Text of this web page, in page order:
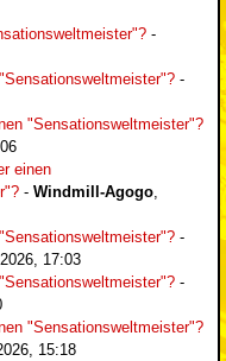
-
-
"Sensationsweltmeister"?
einen
- Windmill-Agogo
-
17:03
-
"Sensationsweltmeister"?
15:18